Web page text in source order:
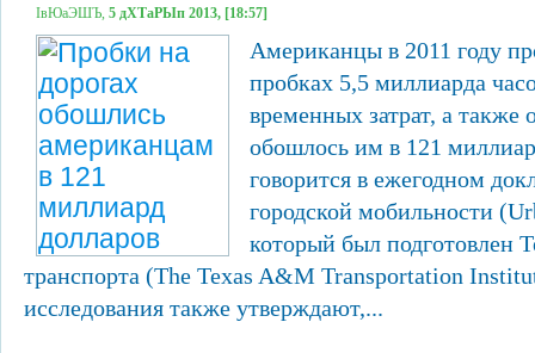
ІвЮаЭШЪ, 5 дХТаРЫп 2013, [18:57]
Американцы в 2011 году
пробках 5,5 миллиарда
временных затрат, а также
обошлось им в 121
говорится в ежегодном
городской мобильности
который был подготовлен
транспорта (The Texas A&M Transportation
исследования также утверждают,...